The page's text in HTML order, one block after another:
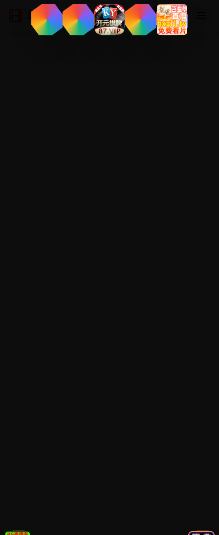
最新国产电影 登录 注册